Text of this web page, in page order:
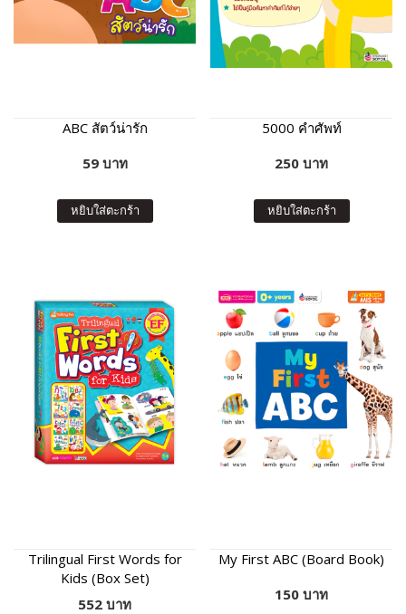
ABC สัตว์น่ารัก
59 บาท
หยิบใส่ตะกร้า
5000 คำศัพท์
250 บาท
หยิบใส่ตะกร้า
Trilingual First Words for
Kids (Box Set)
552 บาท
My First ABC (Board Book)
150 บาท